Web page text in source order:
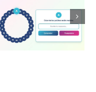
Pasapalabra de
Pascua